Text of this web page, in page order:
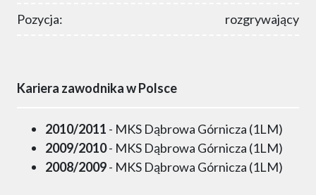
Pozycja: rozgrywający
Kariera zawodnika w Polsce
2010/2011 - MKS Dąbrowa Górnicza (1LM)
2009/2010- MKS Dąbrowa Górnicza (1LM)
2008/2009- MKS Dąbrowa Górnicza (1LM)